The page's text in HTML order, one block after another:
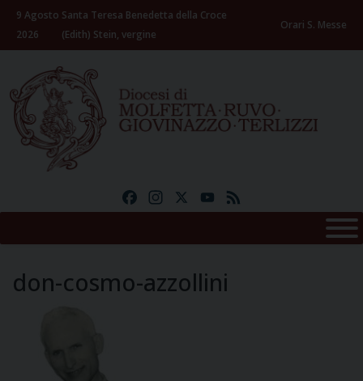
Skip
content
9 Agosto
2026
Santa Teresa Benedetta della Croce
(Edith) Stein, vergine
Orari S. Messe
FacebookInstagramYouTube
don-cosmo-azzollini